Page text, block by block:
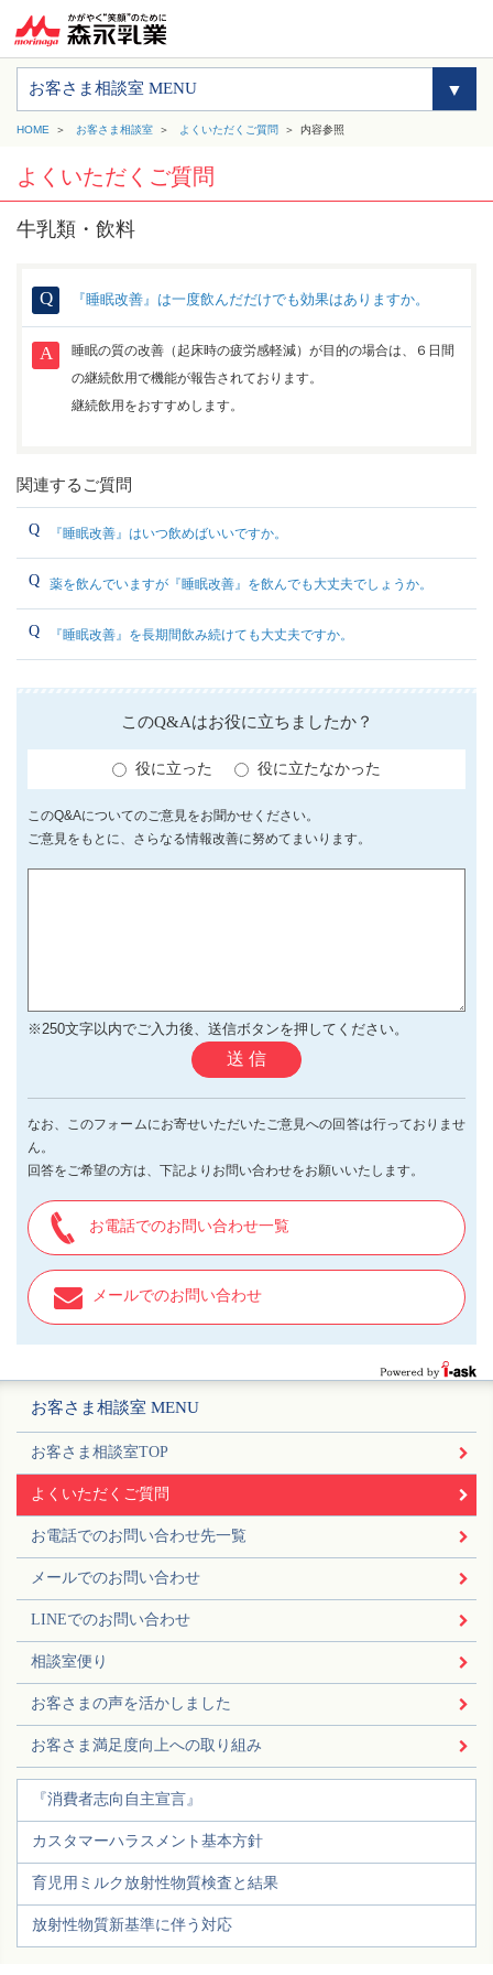
お客さま相談室 MENU
HOME お客さま相談室 よくいただくご質問 内容参照
よくいただくご質問
牛乳類・飲料
『睡眠改善』は一度飲んだだけでも効果はありますか。
睡眠の質の改善（起床時の疲労感軽減）が目的の場合は、６日間
の継続飲用で機能が報告されております。
継続飲用をおすすめします。
関連するご質問
『睡眠改善』はいつ飲めばいいですか。
薬を飲んでいますが『睡眠改善』を飲んでも大丈夫でしょうか。
『睡眠改善』を長期間飲み続けても大丈夫ですか。
このQ&Aはお役に立ちましたか？
役に立った 役に立たなかった
このQ&Aについてのご意見をお聞かせください。
ご意見をもとに、さらなる情報改善に努めてまいります。
※250文字以内でご入力後、送信ボタンを押してください。
送 信
なお、このフォームにお寄せいただいたご意見への回答は行っておりませ
ん。
回答をご希望の方は、下記よりお問い合わせをお願いいたします。
お電話でのお問い合わせ一覧
メールでのお問い合わせ
お客さま相談室 MENU
お客さま相談室TOP
よくいただくご質問
お電話でのお問い合わせ先一覧
メールでのお問い合わせ
LINEでのお問い合わせ
相談室便り
お客さまの声を活かしました
お客さま満足度向上への取り組み
『消費者志向自主宣言』
カスタマーハラスメント基本方針
育児用ミルク放射性物質検査と結果
放射性物質新基準に伴う対応